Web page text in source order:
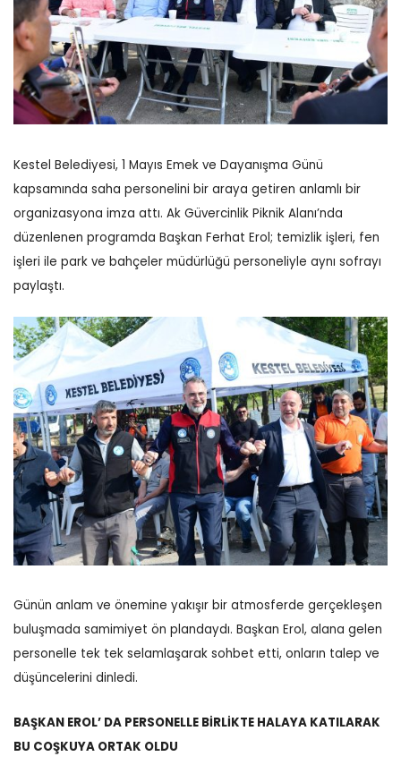
Kestel Belediyesi, 1 Mayıs Emek ve Dayanışma Günü
kapsamında saha personelini bir araya getiren anlamlı bir
organizasyona imza attı. Ak Güvercinlik Piknik Alanı’nda
düzenlenen programda Başkan Ferhat Erol; temizlik işleri, fen
işleri ile park ve bahçeler müdürlüğü personeliyle aynı sofrayı
paylaştı.
Günün anlam ve önemine yakışır bir atmosferde gerçekleşen
buluşmada samimiyet ön plandaydı. Başkan Erol, alana gelen
personelle tek tek selamlaşarak sohbet etti, onların talep ve
düşüncelerini dinledi.
BAŞKAN EROL’ DA PERSONELLE BİRLİKTE HALAYA KATILARAK
BU COŞKUYA ORTAK OLDU